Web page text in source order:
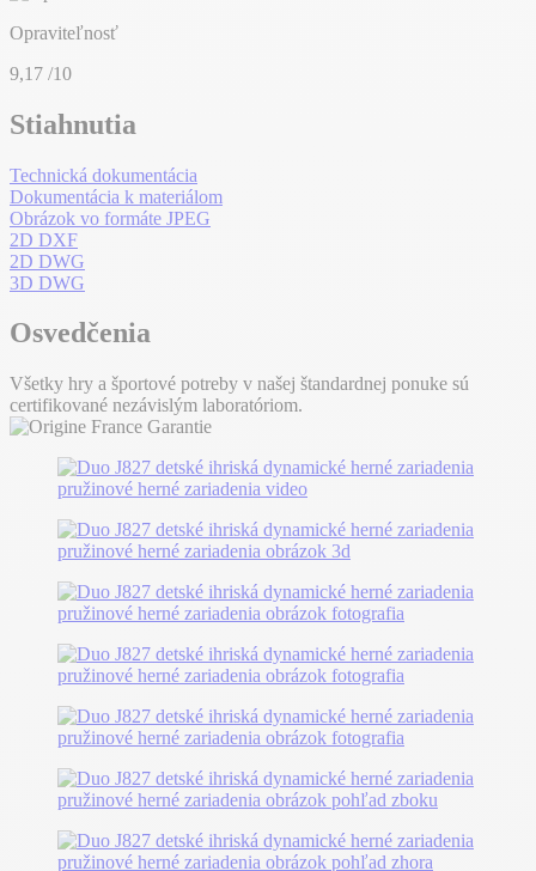
Opraviteľnosť
9,17 /10
Stiahnutia
Technická dokumentácia
Dokumentácia k materiálom
Obrázok vo formáte JPEG
2D DXF
2D DWG
3D DWG
Osvedčenia
Všetky hry a športové potreby v našej štandardnej ponuke sú
certifikované nezávislým laboratóriom.